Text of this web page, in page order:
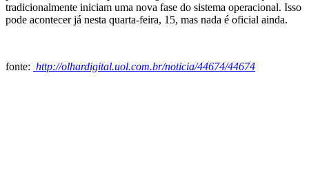
tradicionalmente iniciam uma nova fase do sistema operacional. Isso
pode acontecer já nesta quarta-feira, 15, mas nada é oficial ainda.
fonte: http://olhardigital.uol.com.br/noticia/44674/44674